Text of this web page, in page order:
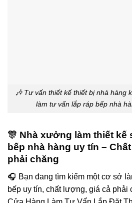
🎶 Tư vấn thiết kế thiết bị nhà hàng
làm tư vấn lắp ráp bếp nhà
🎊 Nhà xưởng làm thiết kế
bếp nhà hàng uy tín –
phải chăng
🎧 Bạn đang tìm kiếm một cơ sở
bếp uy tín, chất lượng, giá cả phải